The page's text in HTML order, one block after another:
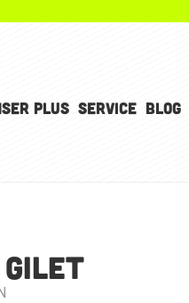
PLUS SERVICE BLOG
GILET